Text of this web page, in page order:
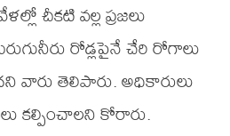
చీకటి వల్ల ప్రజలు
రోడ్లపైనే చేరి రోగాలు
వారు తెలిపారు. అధికారులు
కల్పించాలని కోరారు.